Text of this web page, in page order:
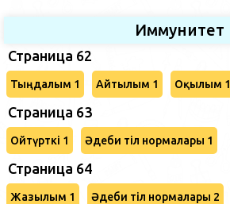
Иммунитет
Страница 62
Тыңдалым 1 Айтылым 1 Оқылым 1
Страница 63
Ойтүрткі 1 Әдеби тіл нормалары 1
Страница 64
Жазылым 1 Әдеби тіл нормалары 2